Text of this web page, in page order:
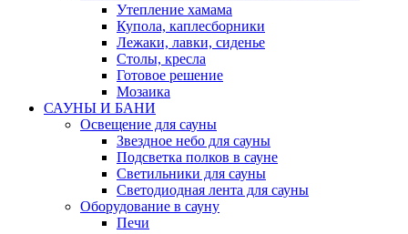
Утепление хамама
Купола, каплесборники
Лежаки, лавки, сиденье
Столы, кресла
Готовое решение
Мозаика
САУНЫ И БАНИ
Освещение для сауны
Звездное небо для сауны
Подсветка полков в сауне
Светильники для сауны
Светодиодная лента для сауны
Оборудование в сауну
Печи